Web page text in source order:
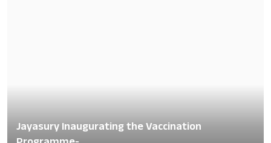
Jayasury Inaugurating the Vaccination